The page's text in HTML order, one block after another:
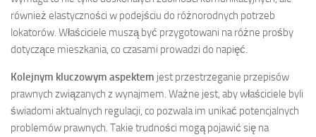
również elastyczności w podejściu do różnorodnych potrzeb
lokatorów. Właściciele muszą być przygotowani na różne prośby
dotyczące mieszkania, co czasami prowadzi do napięć.
Kolejnym kluczowym aspektem jest przestrzeganie przepisów
prawnych związanych z wynajmem. Ważne jest, aby właściciele byli
świadomi aktualnych regulacji, co pozwala im unikać potencjalnych
problemów prawnych. Takie trudności mogą pojawić się na